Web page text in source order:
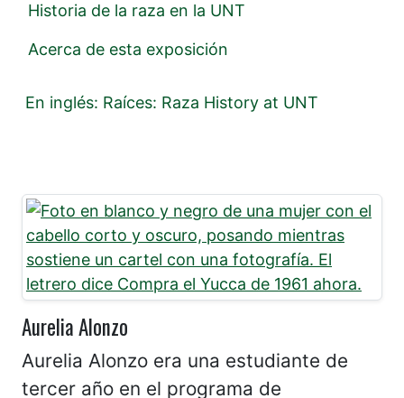
Aurelia Alonzo
Aurelia Alonzo era una estudiante de
tercer año en el programa de
Historia de la raza en la UNT
Acerca de esta exposición
En inglés: Raíces: Raza History at UNT